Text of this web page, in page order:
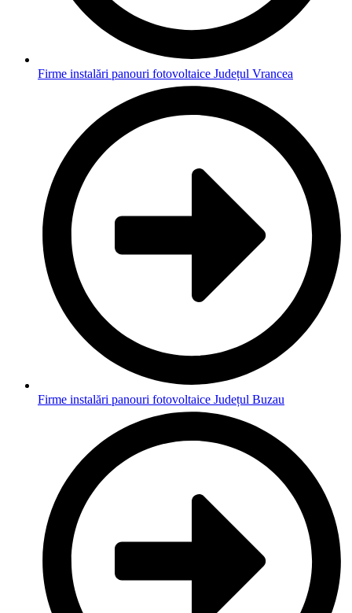
Firme instalări panouri fotovoltaice Județul Vrancea
Firme instalări panouri fotovoltaice Județul Buzau